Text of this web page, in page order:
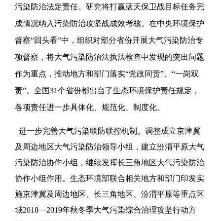
污染防治法定责任。研究将打赢蓝天保卫战目标任务完
成情况纳入污染防治攻坚战成效考核。在中央环境保护
督察“回头看”中，组织对部分省份开展大气污染防治专
项督察，将大气污染防治法执法检查中发现的突出问题
作为重点，推动地方和部门落实“党政同责”、“一岗双
责”。全国31个省份都出台了生态环境保护责任规定，
各项责任进一步具体化、规范化、制度化。
进一步完善大气污染联防联控机制。调整成立京津冀
及周边地区大气污染防治领导小组，建立汾渭平原大气
污染防治协作小组，继续发挥长三角地区大气污染防治
协作小组作用。生态环境部联合相关地方和部门印发实
施京津冀及周边地区、长三角地区、汾渭平原等重点区
域2018—2019年秋冬季大气污染综合治理攻坚行动方